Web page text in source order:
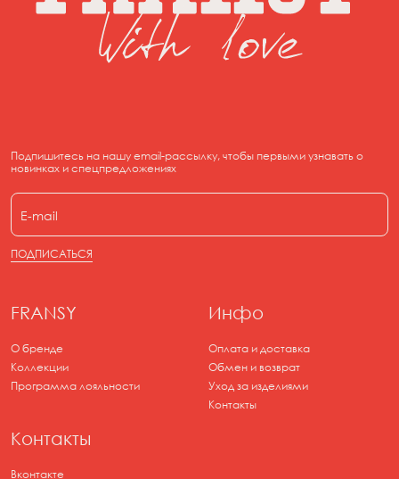
Подпишитесь на нашу email-рассылку, чтобы первыми узнавать о
новинках и спецпредложениях
ПОДПИСАТЬСЯ
FRANSY
О бренде
Коллекции
Программа лояльности
Инфо
Оплата и доставка
Обмен и возврат
Уход за изделиями
Контакты
Контакты
Вконтакте